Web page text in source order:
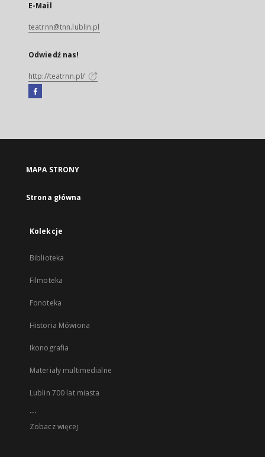
E-Mail
teatrnn@tnn.lublin.pl
Odwiedź nas!
http://teatrnn.pl/
Facebook
się
karcie
MAPA STRONY
Strona główna
Kolekcje
Biblioteka
Filmoteka
Fonoteka
Historia Mówiona
Ikonografia
Materiały multimedialne
Lublin 700 lat miasta
...
Zobacz więcej